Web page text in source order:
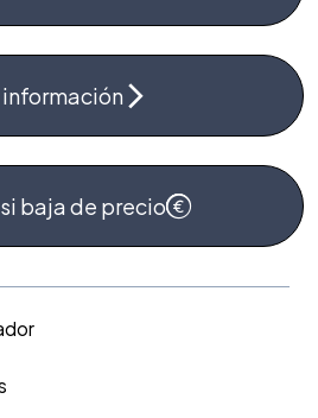
información
baja de precio